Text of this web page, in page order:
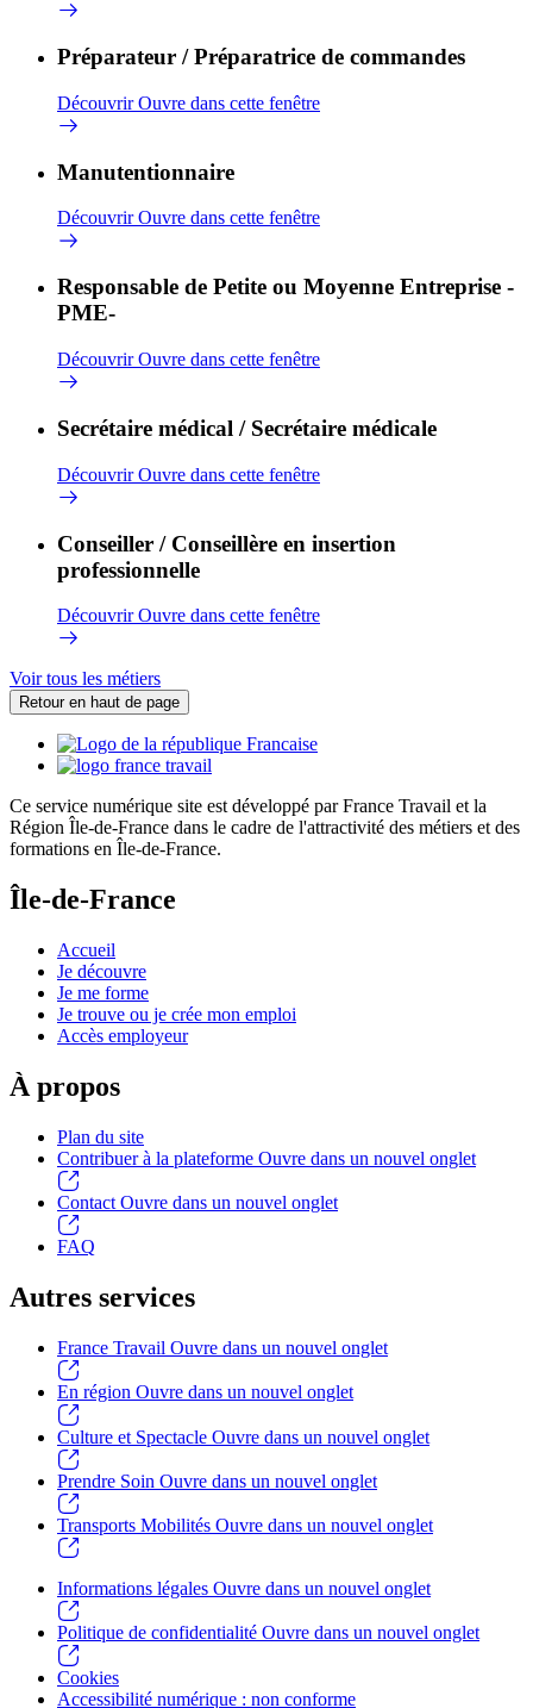
Préparateur / Préparatrice de commandes
DécouvrirOuvre dans cette fenêtre
Manutentionnaire
DécouvrirOuvre dans cette fenêtre
Responsable de Petite ou Moyenne Entreprise -
PME-
DécouvrirOuvre dans cette fenêtre
Secrétaire médical / Secrétaire médicale
DécouvrirOuvre dans cette fenêtre
Conseiller / Conseillère en insertion
professionnelle
DécouvrirOuvre dans cette fenêtre
Voir tous les métiers
Retour en haut de page
Ce service numérique site est développé par France Travail et la
Région Île-de-France dans le cadre de l'attractivité des métiers et des
formations en Île-de-France.
Île-de-France
Accueil
Je découvre
Je me forme
Je trouve ou je crée mon emploi
Accès employeur
À propos
Plan du site
Contribuer à la plateforme Ouvre dans un nouvel onglet
Contact Ouvre dans un nouvel onglet
FAQ
Autres services
France Travail Ouvre dans un nouvel onglet
En région Ouvre dans un nouvel onglet
Culture et Spectacle Ouvre dans un nouvel onglet
Prendre Soin Ouvre dans un nouvel onglet
Transports Mobilités Ouvre dans un nouvel onglet
Informations légales Ouvre dans un nouvel onglet
Politique de confidentialité Ouvre dans un nouvel onglet
Cookies
Accessibilité numérique : non conforme